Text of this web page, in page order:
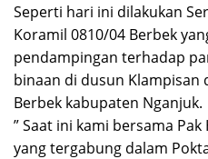
Seperti hari ini dilakukan
Koramil 0810/04 Berbek
pendampingan terhadap
binaan di dusun Klampisan
Berbek kabupaten Nganjuk.
” Saat ini kami bersama
yang tergabung dalam